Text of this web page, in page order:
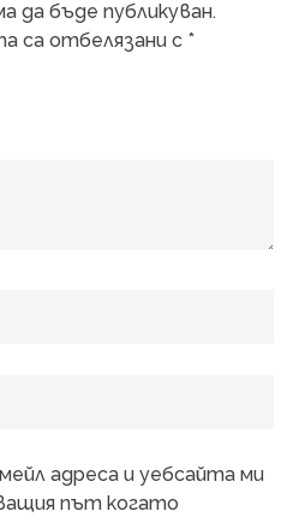
да бъде публикуван.
са отбелязани с *
адреса и уебсайта ми
път когато